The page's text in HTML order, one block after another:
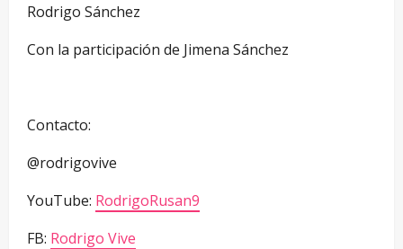
Rodrigo Sánchez
Con la participación de Jimena Sánchez
Contacto:
@rodrigovive
YouTube: RodrigoRusan9
FB: Rodrigo Vive